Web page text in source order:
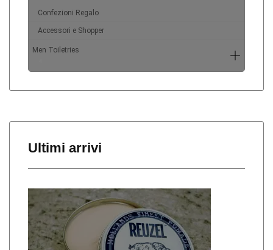
Confezioni Regalo
Accessori e Shopper
Men Toiletries
Ultimi arrivi